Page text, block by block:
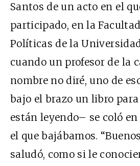
Santos de un acto en el
participado, en la
Políticas de la
cuando un profesor de la
nombre no diré, uno de
bajo el brazo un libro para
están leyendo– se coló
el que bajábamos.
saludó, como si le